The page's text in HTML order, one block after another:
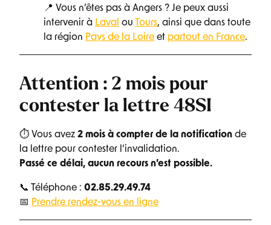
📍 Vous n’êtes pas à Angers ? Je peux aussi
intervenir à Laval ou Tours, ainsi que dans toute
la région Pays de la Loire et partout en France.
Attention : 2 mois pour
contester la lettre 48SI
⏱ Vous avez 2 mois à compter de la notification de
la lettre pour contester l’invalidation.
Passé ce délai, aucun recours n’est possible.
📞 Téléphone : 02.85.29.49.74
📅
Prendre rendez-vous en ligne